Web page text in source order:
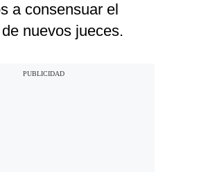
a consensuar el
nuevos jueces.